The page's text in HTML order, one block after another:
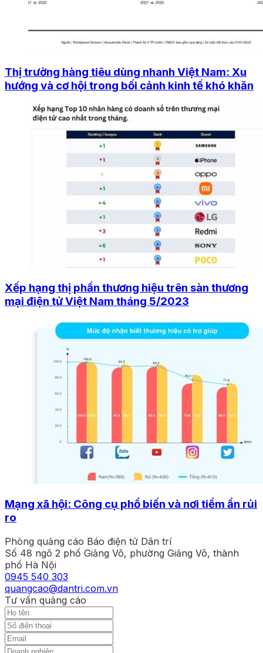
Thị trường hàng tiêu dùng nhanh Việt Nam: Xu
hướng và cơ hội trong bối cảnh kinh tế khó khăn
Xếp hạng thị phần thương hiệu trên sàn thương
mại điện tử Việt Nam tháng 5/2023
Mạng xã hội: Công cụ phổ biến và nơi tiềm ẩn rủi
ro
Phòng quảng cáo Báo điện tử Dân trí
Số 48 ngõ 2 phố Giảng Võ, phường Giảng Võ, thành
phố Hà Nội
0945 540 303
quangcao@dantri.com.vn
Tư vấn quảng cáo